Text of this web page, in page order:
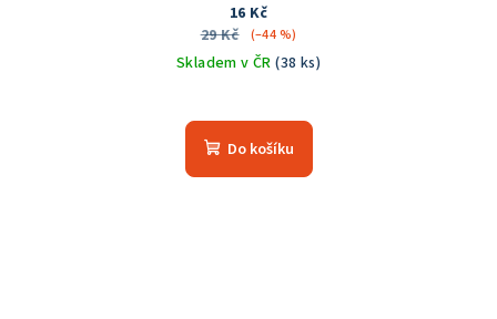
16 Kč
29 Kč
(–44 %)
Skladem v ČR(38 ks)
Do košíku